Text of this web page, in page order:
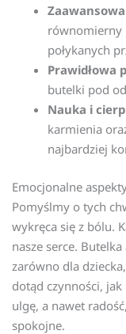
równomierny
połykanych
Prawidłowa
butelki pod
Nauka i
karmienia
najbardziej
Emocjonalne
Pomyślmy o tych
wykręca się z bólu.
nasze serce.
zarówno dla
dotąd czynności,
ulgę, a nawet
spokojne.